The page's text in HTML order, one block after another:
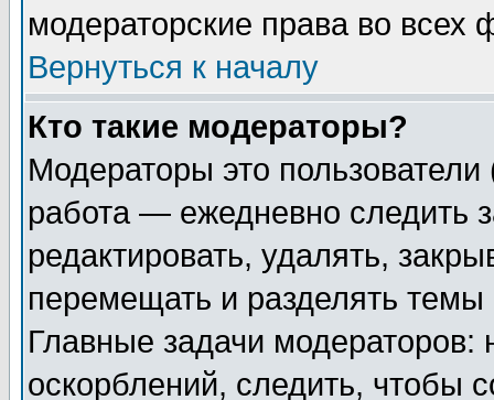
модераторские права во всех
Вернуться к началу
Кто такие модераторы?
Модераторы это
работа — ежедневно следить
редактировать, удалять,
перемещать и разделять
Главные задачи
оскорблений, следить, чтобы